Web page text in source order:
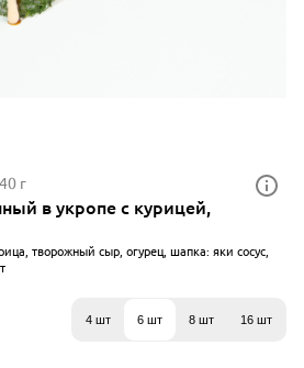
г
в укропе с курицей,
творожный сыр, огурец, шапка: яки сосус,
4 шт 6 шт 8 шт 16 шт